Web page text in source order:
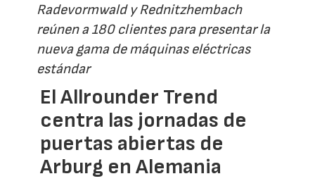
Radevormwald y Rednitzhembach
reúnen a 180 clientes para presentar la
nueva gama de máquinas eléctricas
estándar
El Allrounder Trend
centra las jornadas de
puertas abiertas de
Arburg en Alemania